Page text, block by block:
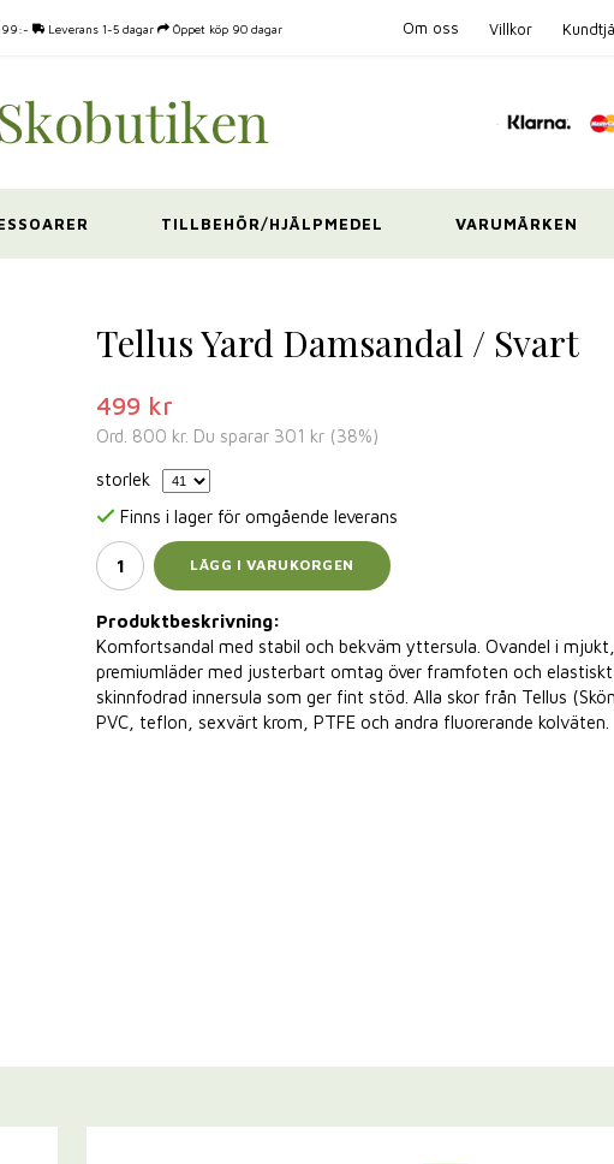
Leverans 1-5 dagar Öppet köp 90 dagar Om oss Villkor
TILLBEHÖR/HJÄLPMEDEL VARUMÄRKEN
Tellus Yard Damsandal / Svart
499 kr
Ord. 800 kr. Du sparar 301 kr (38%)
storlek
Finns i lager för omgående leverans
LÄGG I VARUKORGEN
Produktbeskrivning:
Komfortsandal med stabil och bekväm yttersula. Ovandel i
premiumläder med justerbart omtag över framfoten och
skinnfodrad innersula som ger fint stöd. Alla skor från Tellus
PVC, teflon, sexvärt krom, PTFE och andra fluorerande kolväten.